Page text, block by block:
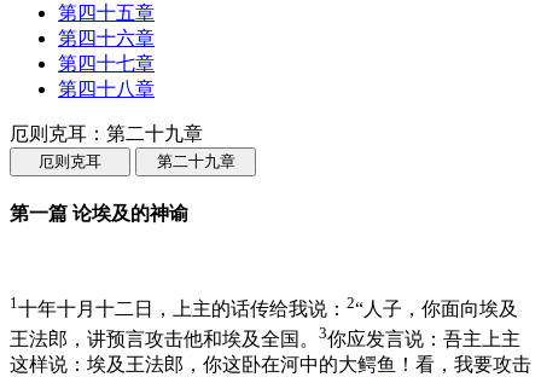
第四十五章
第四十六章
第四十七章
第四十八章
厄则克耳：第二十九章
厄则克耳 第二十九章
第一篇 论埃及的神谕
1十年十月十二日，上主的话传给我说： 2“人子，你面向埃及
王法郎，讲预言攻击他和埃及全国。 3你应发言说：吾主上主
这样说：埃及王法郎，你这卧在河中的大鳄鱼！看，我要攻击